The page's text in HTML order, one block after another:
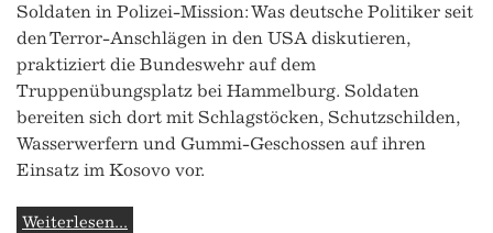
Soldaten in Polizei-Mission: Was deutsche Politiker seit
den Terror-Anschlägen in den USA diskutieren,
praktiziert die Bundeswehr auf dem
Truppenübungsplatz bei Hammelburg. Soldaten
bereiten sich dort mit Schlagstöcken, Schutzschilden,
Wasserwerfern und Gummi-Geschossen auf ihren
Einsatz im Kosovo vor.
Weiterlesen...